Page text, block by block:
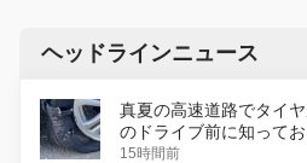
ヘッドラインニュース
真夏の高速道路でタイ
のドライブ前に知って
15時間前